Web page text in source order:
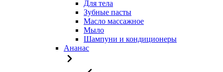
Для тела
Зубные пасты
Масло массажное
Мыло
Шампуни и кондиционеры
Ананас